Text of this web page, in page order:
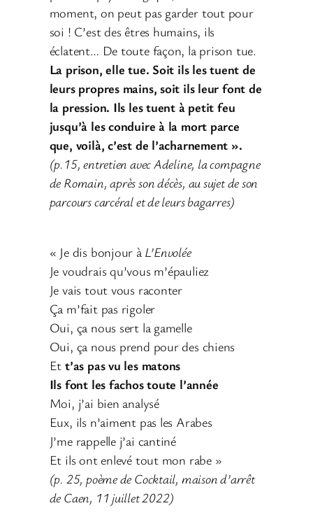
moment, on peut pas garder tout pour
soi ! C’est des êtres humains, ils
éclatent… De toute façon, la prison tue.
La prison, elle tue. Soit ils les tuent de
leurs propres mains, soit ils leur font de
la pression. Ils les tuent à petit feu
jusqu’à les conduire à la mort parce
que, voilà, c’est de l’acharnement ».
(p.15, entretien avec Adeline, la compagne
de Romain, après son décès, au sujet de son
parcours carcéral et de leurs bagarres)
« Je dis bonjour àL’Envolée
Je voudrais qu’vous m’épauliez
Je vais tout vous raconter
Ça m’fait pas rigoler
Oui, ça nous sert la gamelle
Oui, ça nous prend pour des chiens
Ett’as pas vu les matons
Ils font les fachos toute l’année
Moi, j’ai bien analysé
Eux, ils n’aiment pas les Arabes
J’me rappelle j’ai cantiné
Et ils ont enlevé tout mon rabe »
(p. 25, poème de Cocktail, maison d’arrêt
de Caen, 11 juillet 2022)